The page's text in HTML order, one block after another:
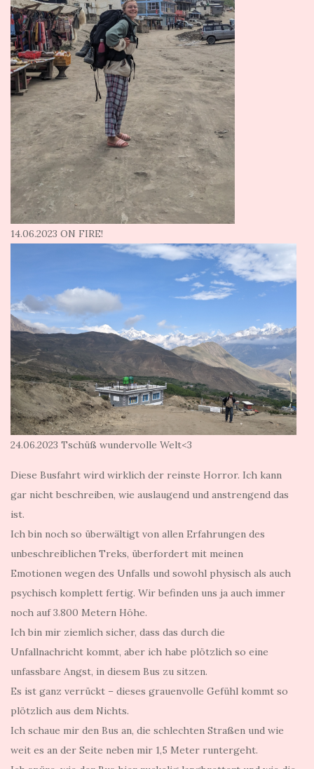
14.06.2023 ON FIRE!
24.06.2023 Tschüß wundervolle Welt<3
Diese Busfahrt wird wirklich der reinste Horror. Ich kann
gar nicht beschreiben, wie auslaugend und anstrengend das
ist.
Ich bin noch so überwältigt von allen Erfahrungen des
unbeschreiblichen Treks, überfordert mit meinen
Emotionen wegen des Unfalls und sowohl physisch als auch
psychisch komplett fertig. Wir befinden uns ja auch immer
noch auf 3.800 Metern Höhe.
Ich bin mir ziemlich sicher, dass das durch die
Unfallnachricht kommt, aber ich habe plötzlich so eine
unfassbare Angst, in diesem Bus zu sitzen.
Es ist ganz verrückt – dieses grauenvolle Gefühl kommt so
plötzlich aus dem Nichts.
Ich schaue mir den Bus an, die schlechten Straßen und wie
weit es an der Seite neben mir 1,5 Meter runtergeht.